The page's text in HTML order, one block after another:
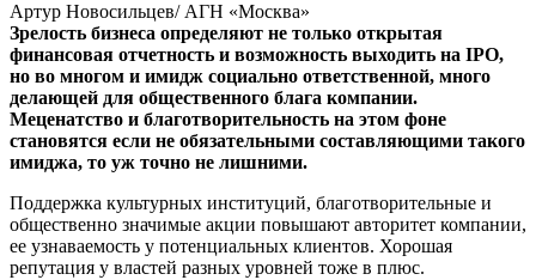
Артур Новосильцев/ АГН «Москва»
Зрелость бизнеса определяют не только открытая
финансовая отчетность и возможность выходить на IPO,
но во многом и имидж социально ответственной, много
делающей для общественного блага компании.
Меценатство и благотворительность на этом фоне
становятся если не обязательными составляющими такого
имиджа, то уж точно не лишними.
Поддержка культурных институций, благотворительные и
общественно значимые акции повышают авторитет компании,
ее узнаваемость у потенциальных клиентов. Хорошая
репутация у властей разных уровней тоже в плюс.